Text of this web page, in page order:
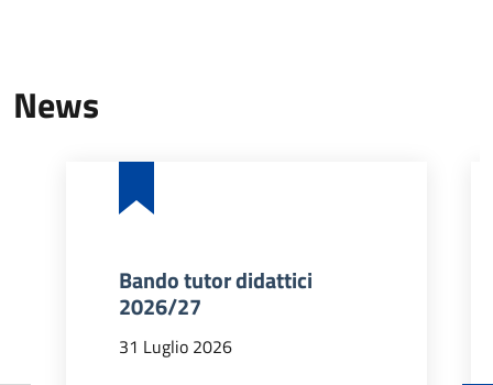
News
Bando tutor didattici
2026/27
31 Luglio 2026